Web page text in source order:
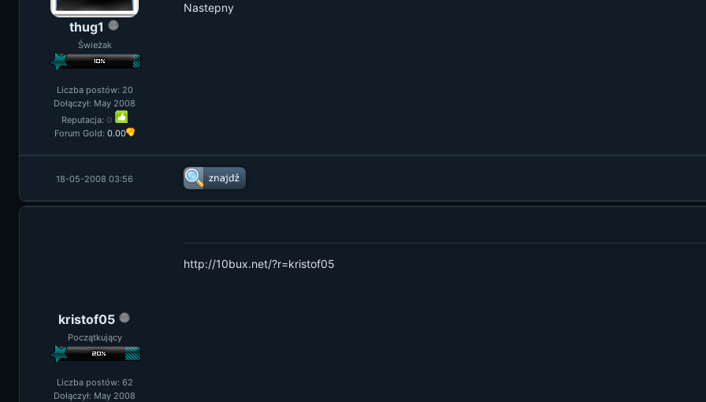
thug1
Świeżak
Liczba postów: 20
Dołączył: May 2008
Reputacja: 0
Forum Gold: 0.00
Nastepny
18-05-2008 03:56
kristof05
Początkujący
Liczba postów: 62
Dołączył: May 2008
http://10bux.net/?r=kristof05